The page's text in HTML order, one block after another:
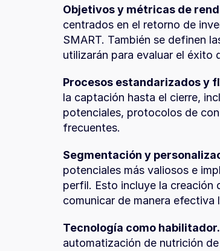
Objetivos y métricas de
centrados en el retorno de
SMART. También se definen
utilizarán para evaluar el éxito
Procesos estandarizados y
la captación hasta el cierre,
potenciales, protocolos de
frecuentes.
Segmentación y
potenciales más valiosos e
perfil. Esto incluye la creación
comunicar de manera
Tecnología como habilitador.
automatización de nutrición